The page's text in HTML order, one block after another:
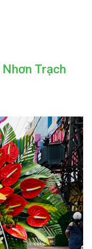
Trạch